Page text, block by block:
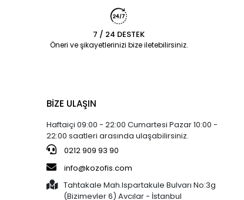
7 / 24 DESTEK
Öneri ve şikayetlerinizi bize iletebilirsiniz.
BİZE ULAŞIN
Haftaiçi 09:00 - 22:00 Cumartesi Pazar 10:00 -
22:00 saatleri arasında ulaşabilirsiniz.
0212 909 93 90
info@kozofis.com
Tahtakale Mah.Ispartakule Bulvarı No:3g
(Bizimevler 6) Avcılar - İstanbul